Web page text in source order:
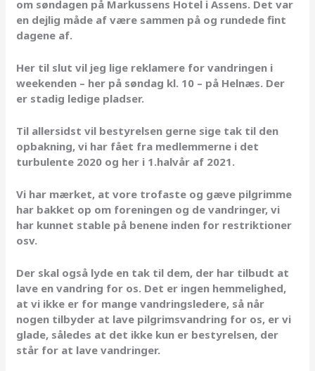
om søndagen på Markussens Hotel i Assens. Det var
en dejlig måde af være sammen på og rundede fint
dagene af.
Her til slut vil jeg lige reklamere for vandringen i
weekenden – her på søndag kl. 10 – på Helnæs. Der
er stadig ledige pladser.
Til allersidst vil bestyrelsen gerne sige tak til den
opbakning, vi har fået fra medlemmerne i det
turbulente 2020 og her i 1.halvår af 2021.
Vi har mærket, at vore trofaste og gæve pilgrimme
har bakket op om foreningen og de vandringer, vi
har kunnet stable på benene inden for restriktioner
osv.
Der skal også lyde en tak til dem, der har tilbudt at
lave en vandring for os. Det er ingen hemmelighed,
at vi ikke er for mange vandringsledere, så når
nogen tilbyder at lave pilgrimsvandring for os, er vi
glade, således at det ikke kun er bestyrelsen, der
står for at lave vandringer.